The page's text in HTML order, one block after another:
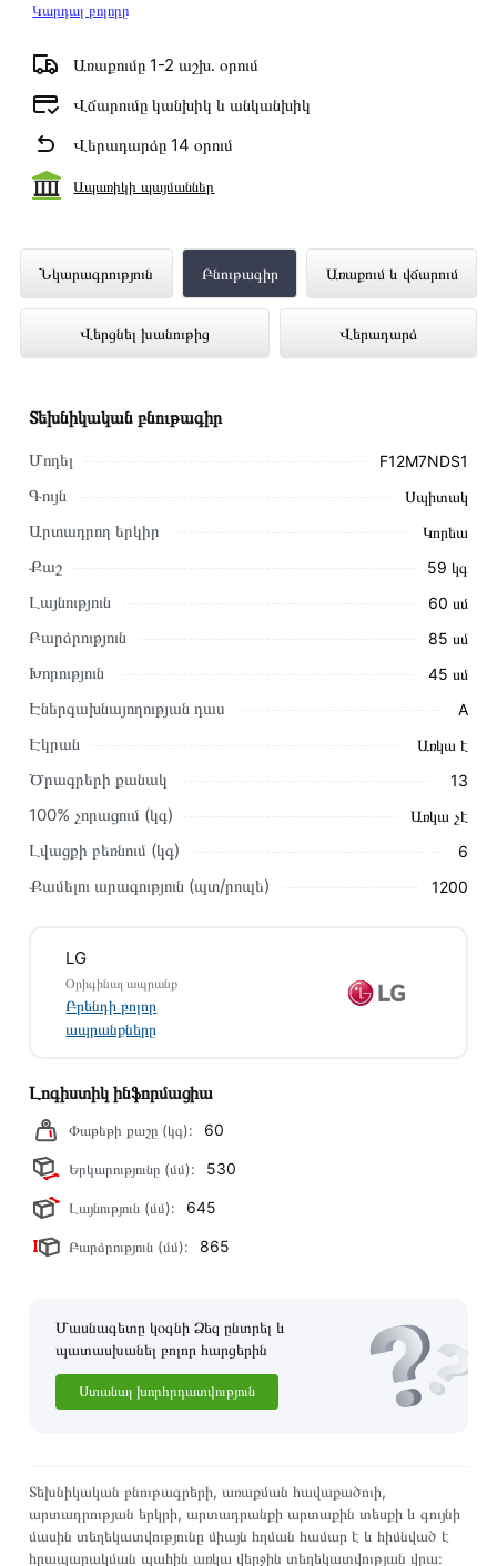
Կարդալ բոլորը
Առաքումը 1-2 աշխ․ օրում
Վճարումը կանխիկ և անկանխիկ
Վերադարձը 14 օրում
Ապառիկի պայմաններ
Նկարագրություն Բնութագիր Առաքում և վճարում
Վերցնել խանութից Վերադարձ
Լվացքի Մեքենա LG F12M7NDS1
ներկայացված է Technomix առցանց
խանութում լավագույն գնով 259 000 դրամ
Այս ապրանքը գնելու համար սեղմեք
Կարող եք նաև պատվիրել՝ զանգահարելով կայքում նշված
կոնտակտային համարներին։
Կայքում տվյալ ապրանքի՝ Լվացքի Մեքենա LG
F12M7NDS1 առաքման և վճարման պայմանները վավեր են
Մեր պրոֆեսիոնալ մենեջերները կմշակեն պատվերը և
պայմանները։ Նախքան առցանց պատվեր տեղադրելը,
խորհուրդ ենք տալիս կարդալ նկարագրությունը,
Տվյալ ապրանքը սետիֆիկացված է և համպատասխանում է
բոլոր ստանդարտներին։ Գնված ապրանքի վերադարձը
կատարվում է 14 օրվա ընթացքում:
Տեխնիկական բնութագիր
Մոդել F12M7NDS1
Գույն Սպիտակ
Արտադրող երկիր Կորեա
Քաշ 59 կգ
Լայնություն 60 սմ
Բարձրություն 85 սմ
Խորություն 45 սմ
Էներգախնայողության դաս A
Էկրան Առկա է
Ծրագրերի քանակ 13
100% չորացում (կգ) Առկա չէ
Լվացքի բեռնում (կգ) 6
Քամելու արագություն (պտ/րոպե) 1200
LG
Օրիգինալ ապրանք
Բրենդի բոլոր
ապրանքները
Լոգիստիկ ինֆորմացիա
Փաթեթի քաշը (կգ): 60
Երկարությունը (մմ): 530
Լայնություն (մմ): 645
Բարձրություն (մմ): 865
Մասնագետը կօգնի Ձեզ ընտրել և
պատասխանել բոլոր հարցերին
Ստանալ խորհրդատվություն
Տեխնիկական բնութագրերի, առաքման հավաքածուի,
արտադրության երկրի, արտադրանքի արտաքին տեսքի և գույնի
մասին տեղեկատվությունը միայն հղման համար է և հիմնված է
հրապարակման պահին առկա վերջին տեղեկատվության վրա։